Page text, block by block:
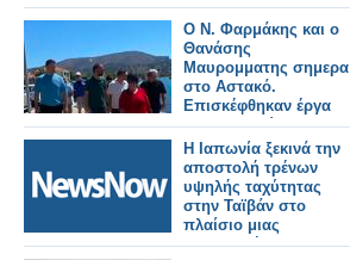
ΦΕΚ
Ο Ν. Φαρμάκης και ο
Θανάσης
Μαυρομματης σημερα
στο Αστακό.
Επισκέφθηκαν έργα
που εκτελούνται στην
περιοχή και
συναντήθηκαν με
φορείς και πολίτες
(φωτο-βιντεο)
Η Ιαπωνία ξεκινά την
αποστολή τρένων
υψηλής ταχύτητας
στην Ταϊβάν στο
πλαίσιο μιας
σημαντικής